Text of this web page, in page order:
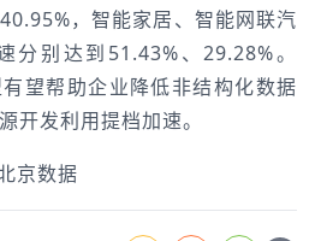
，智能家居、智能网联汽
分别达到51.43%、29.28%。
望帮助企业降低非结构化数据
开发利用提档加速。
京数据